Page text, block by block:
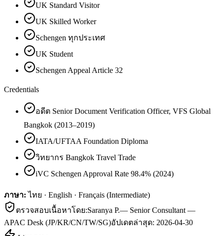
UK Standard Visitor
UK Skilled Worker
Schengen ทุกประเทศ
UK Student
Schengen Appeal Article 32
Credentials
อดีต Senior Document Verification Officer, VFS Global
Bangkok (2013–2019)
IATA/UFTAA Foundation Diploma
วิทยากร Bangkok Travel Trade
iVC Schengen Approval Rate 98.4% (2024)
ภาษา: ไทย · English · Français (Intermediate)
ตรวจสอบเนื้อหาโดย:Saranya P.— Senior Consultant —
APAC Desk (JP/KR/CN/TW/SG)อัปเดตล่าสุด: 2026-04-30